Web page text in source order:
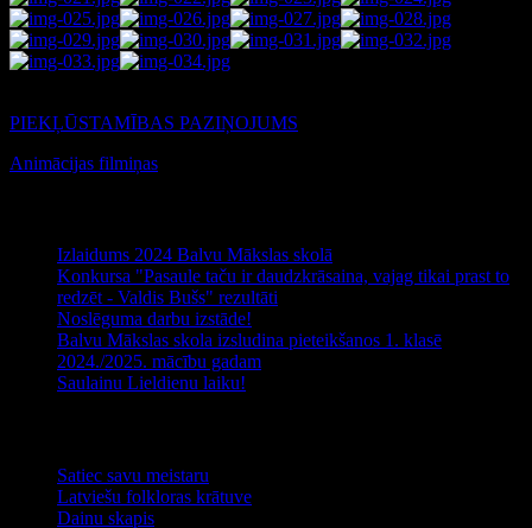
AdmirorGallery 4.5.0 , author/s
PIEKĻŪSTAMĪBAS PAZIŅOJUMS
Animācijas filmiņas
Izlaidums 2024 Balvu Mākslas skolā
Konkursa "Pasaule taču ir daudzkrāsaina, vajag tikai prast to
redzēt - Valdis Bušs" rezultāti
Noslēguma darbu izstāde!
Balvu Mākslas skola izsludina pieteikšanos 1. klasē
2024./2025. mācību gadam
Saulainu Lieldienu laiku!
Satiec savu meistaru
Latviešu folkloras krātuve
Dainu skapis